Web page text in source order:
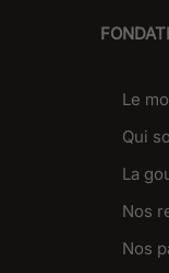
Le
Qui
La
Nos
Nos